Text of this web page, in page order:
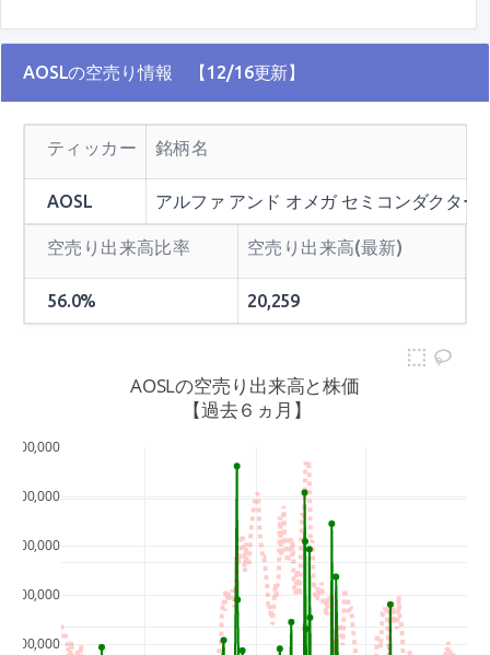
AOSLの空売り情報 【12/16更新】
ティッカー 銘柄名
AOSL アルファ アンド オメガ セミコンダクター
空売り出来高比率 空売り出来高(最新)
56.0% 20,259
200,000
300,000
400,000
500,000
600,000
AOSLの空売り出来高と株価
【過去６ヵ月】